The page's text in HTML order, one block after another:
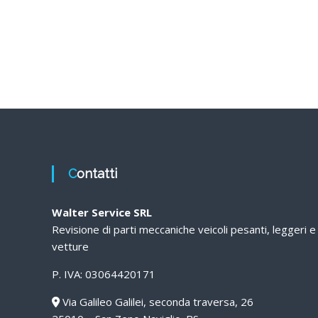
Contatti
Walter Service SRL
Revisione di parti meccaniche veicoli pesanti, leggeri e
vetture
P. IVA: 03064420171
Via Galileo Galilei, seconda traversa, 26